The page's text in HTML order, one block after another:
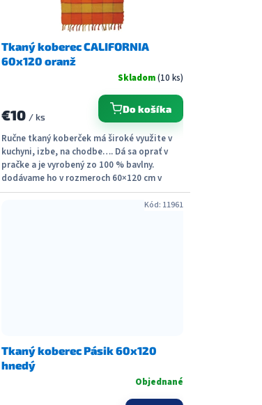
Tkaný koberec CALIFORNIA
60x120 oranž
Skladom(10 ks)
€10 / ks
Do košíka
Ručne tkaný koberček má široké využite v
kuchyni, izbe, na chodbe…. Dá sa oprať v
pračke a je vyrobený zo 100 % bavlny.
dodávame ho v rozmeroch 60×120 cm v
piatich farbách....
Tkaný koberec Pásik 60x120
hnedý
Objednané
Kód: 11961